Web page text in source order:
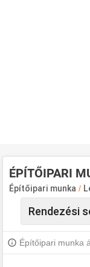
ÉPÍTŐIPARI
Építőipari munka /
Építőipari munka